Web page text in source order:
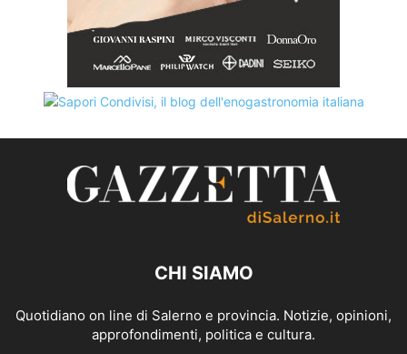
CHI SIAMO
Quotidiano on line di Salerno e provincia. Notizie, opinioni,
approfondimenti, politica e cultura.